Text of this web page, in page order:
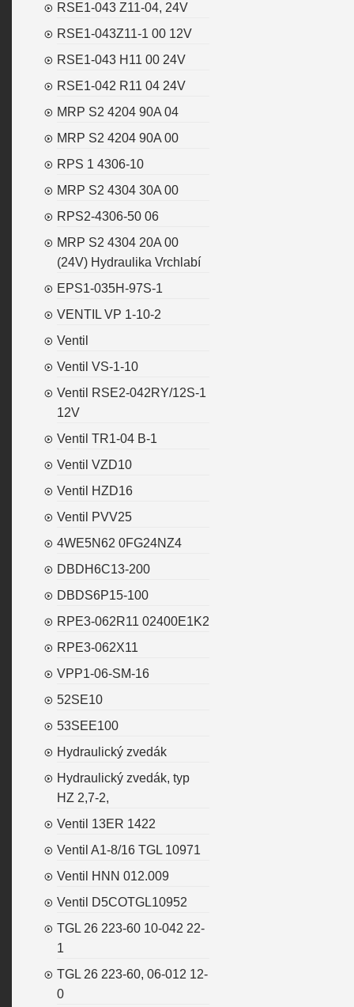
RSE1-043 Z11-04, 24V
RSE1-043Z11-1 00 12V
RSE1-043 H11 00 24V
RSE1-042 R11 04 24V
MRP S2 4204 90A 04
MRP S2 4204 90A 00
RPS 1 4306-10
MRP S2 4304 30A 00
RPS2-4306-50 06
MRP S2 4304 20A 00
(24V) Hydraulika Vrchlabí
EPS1-035H-97S-1
VENTIL VP 1-10-2
Ventil
Ventil VS-1-10
Ventil RSE2-042RY/12S-1
12V
Ventil TR1-04 B-1
Ventil VZD10
Ventil HZD16
Ventil PVV25
4WE5N62 0FG24NZ4
DBDH6C13-200
DBDS6P15-100
RPE3-062R11 02400E1K2
RPE3-062X11
VPP1-06-SM-16
52SE10
53SEE100
Hydraulický zvedák
Hydraulický zvedák, typ
HZ 2,7-2,
Ventil 13ER 1422
Ventil A1-8/16 TGL 10971
Ventil HNN 012.009
Ventil D5COTGL10952
TGL 26 223-60 10-042 22-
1
TGL 26 223-60, 06-012 12-
0